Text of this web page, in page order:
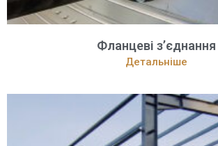
Фланцеві з’єднання
Детальніше